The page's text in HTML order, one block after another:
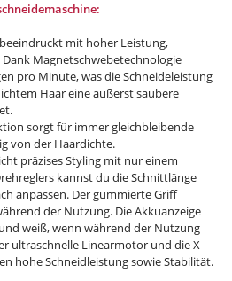
mit hoher Leistung,
Magnetschwebetechnologie
pro Minute, was die Schneideleistung
Haar eine äußerst saubere
sorgt für immer gleichbleibende
von der Haardichte.
präzises Styling mit nur einem
kannst du die Schnittlänge
anpassen. Der gummierte Griff
der Nutzung. Die Akkuanzeige
weiß, wenn während der Nutzung
ultraschnelle Linearmotor und die X-
hohe Schneidleistung sowie Stabilität.